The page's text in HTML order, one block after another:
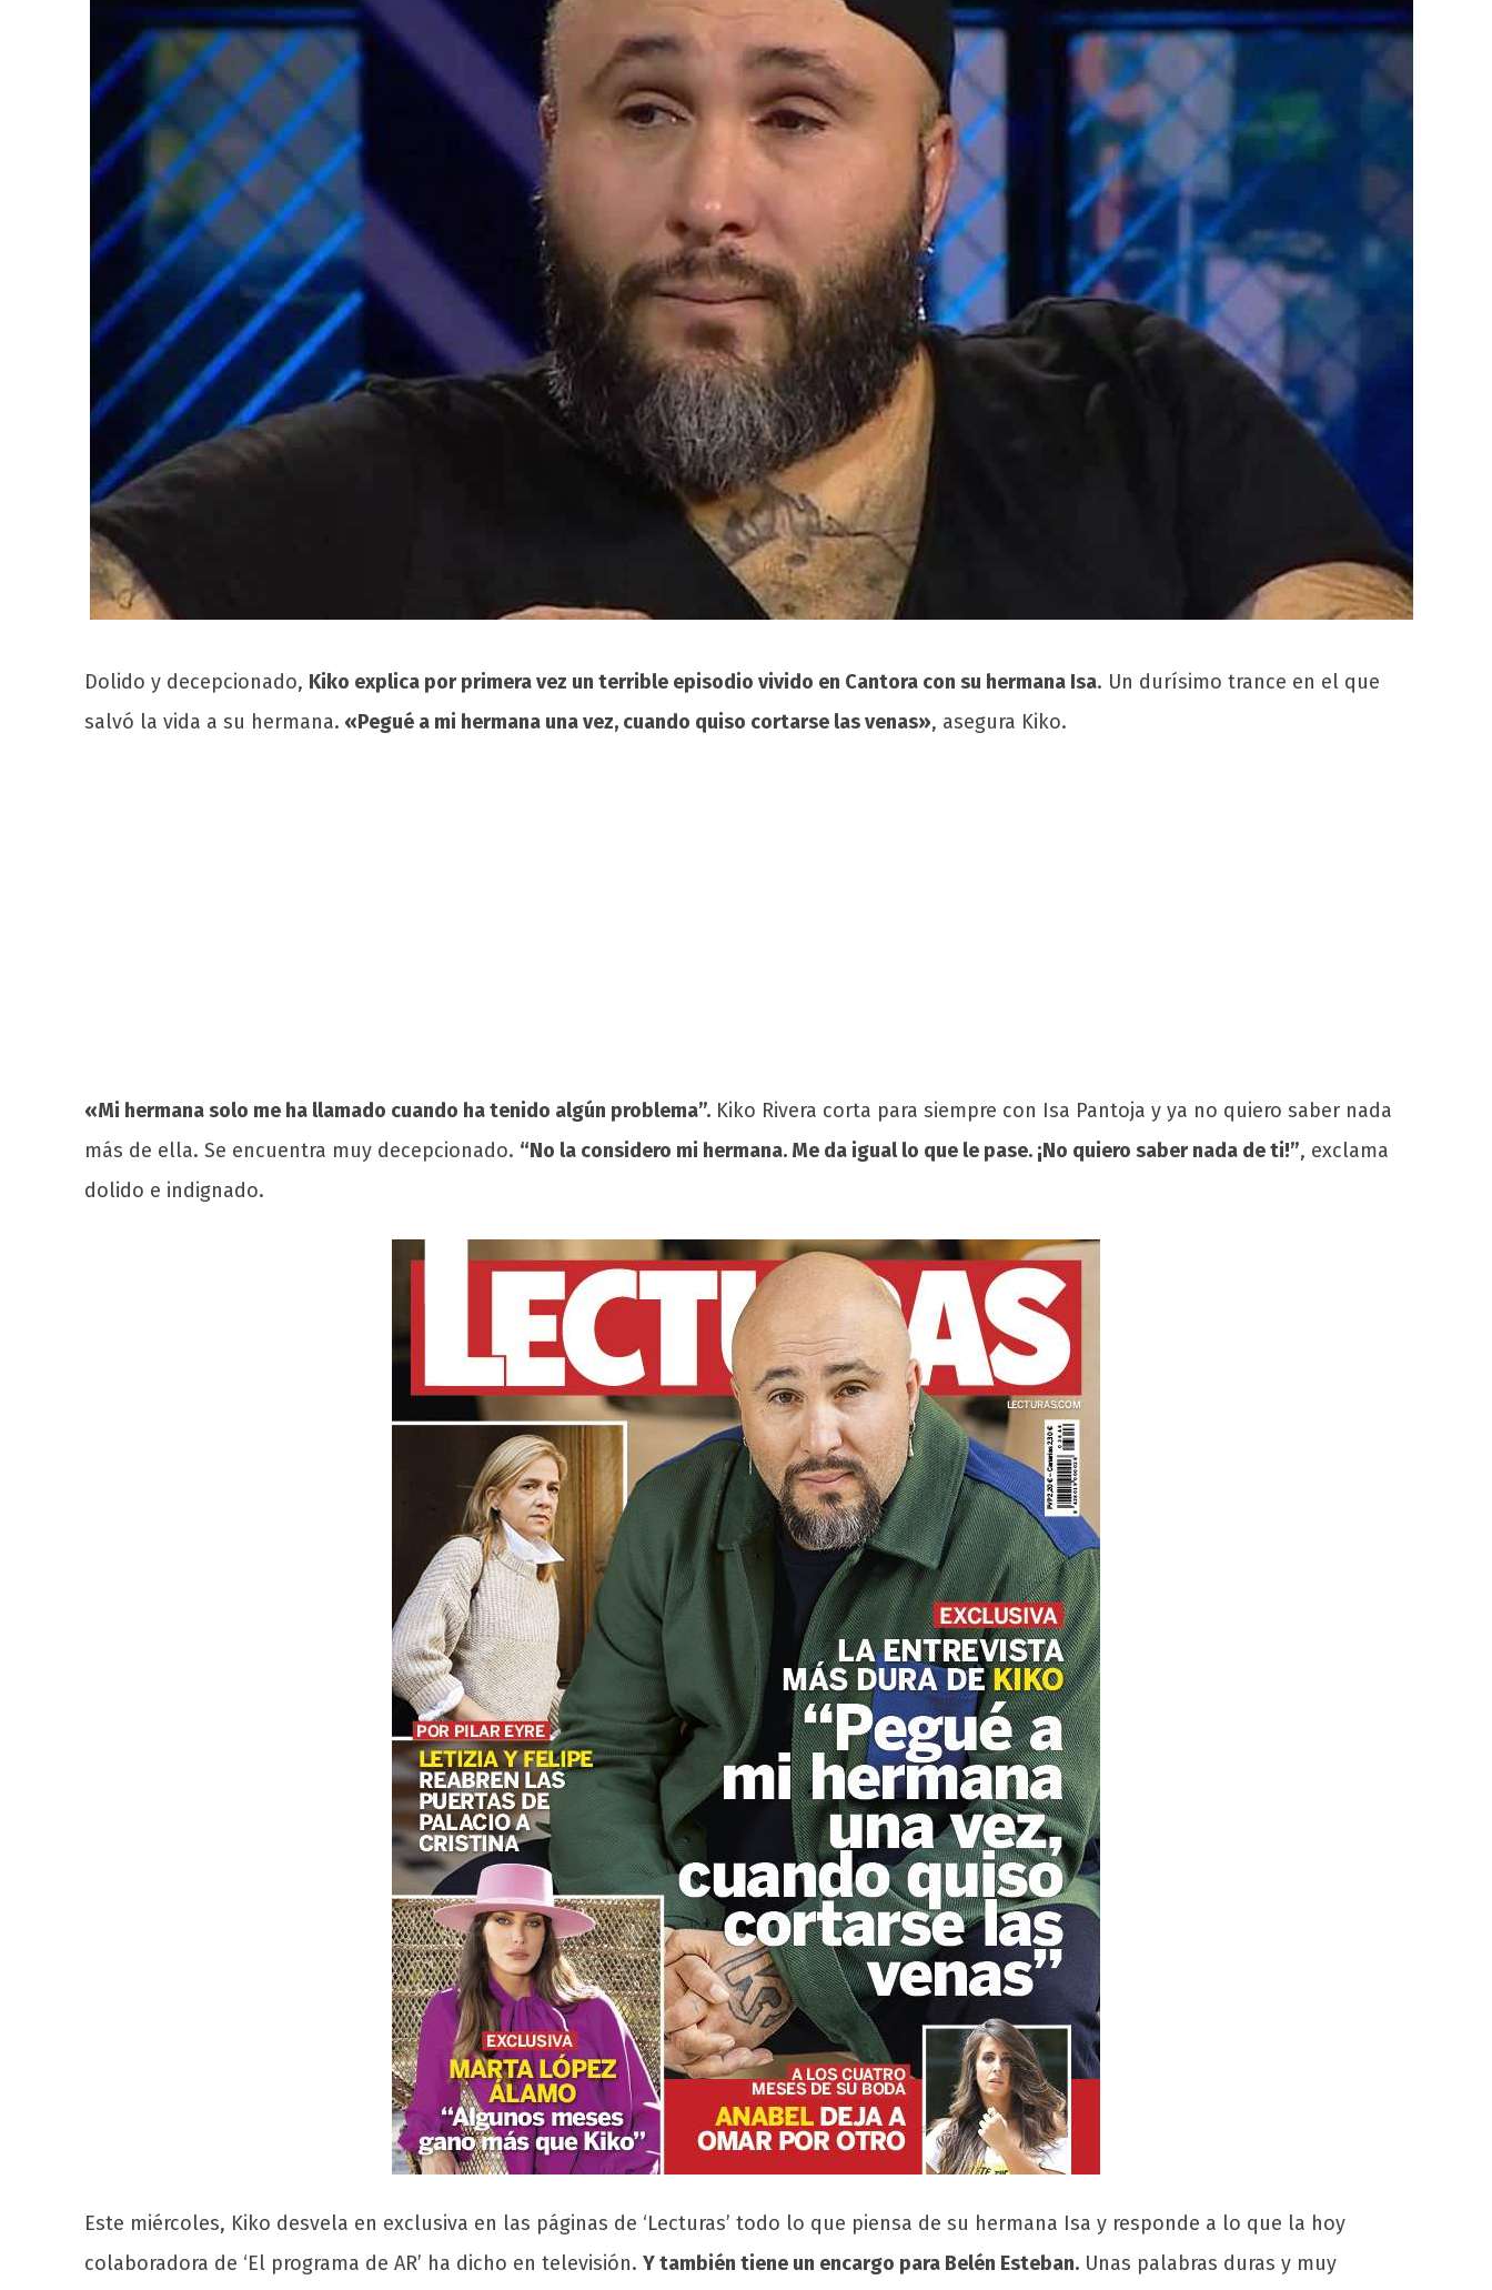
Dolido y decepcionado, Kiko explica por primera vez un terrible episodio vivido en Cantora con su hermana Isa. Un durísimo trance en el que
salvó la vida a su hermana. «Pegué a mi hermana una vez, cuando quiso cortarse las venas», asegura Kiko.
«Mi hermana solo me ha llamado cuando ha tenido algún problema”. Kiko Rivera corta para siempre con Isa Pantoja y ya no quiero saber nada
más de ella. Se encuentra muy decepcionado. “No la considero mi hermana. Me da igual lo que le pase. ¡No quiero saber nada de ti!”, exclama
dolido e indignado.
Este miércoles, Kiko desvela en exclusiva en las páginas de ‘Lecturas’ todo lo que piensa de su hermana Isa y responde a lo que la hoy
colaboradora de ‘El programa de AR’ ha dicho en televisión. Y también tiene un encargo para Belén Esteban. Unas palabras duras y muy